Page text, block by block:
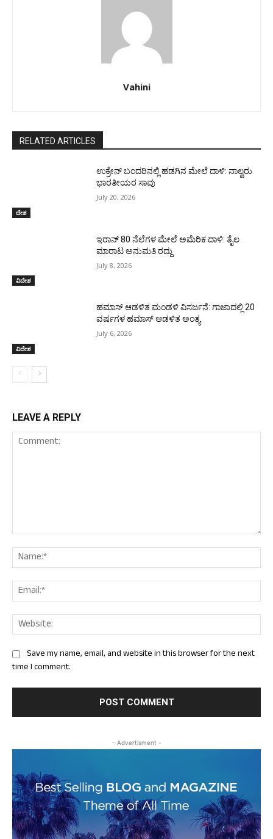
Vahini
RELATED ARTICLES
ದೇಶ
ಉಕ್ರೇನ್‌ ಬಂದರಿನಲ್ಲಿ ಹಡಗಿನ ಮೇಲೆ ದಾಳಿ: ನಾಲ್ವರು
ಭಾರತೀಯರ ಸಾವು
July 20, 2026
ವಿದೇಶ
ಇರಾನ್‌ 80 ನೆಲೆಗಳ ಮೇಲೆ ಅಮೆರಿಕ ದಾಳಿ: ತೈಲ
ಮಾರಾಟ ಅನುಮತಿ ರದ್ದು
July 8, 2026
ವಿದೇಶ
ಹಮಾಸ್ ಆಡಳಿತ ಮಂಡಳಿ ವಿಸರ್ಜನೆ: ಗಾಜಾದಲ್ಲಿ 20
ವರ್ಷಗಳ ಹಮಾಸ್ ಆಡಳಿತ ಅಂತ್ಯ
July 6, 2026
LEAVE A REPLY
Save my name, email, and website in this browser for the next
time I comment.
- Advertisment -